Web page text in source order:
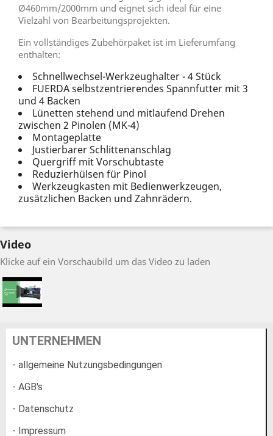
Ø460mm/2000mm und eignet sich ideal für eine
Vielzahl von Bearbeitungsprojekten.
Ein vollständiges Zubehörpaket ist im Lieferumfang
enthalten:
Schnellwechsel-Werkzeughalter - 4 Stück
FUERDA selbstzentrierendes Spannfutter mit 3
und 4 Backen
Lünetten stehend und mitlaufend Drehen
zwischen 2 Pinolen (MK-4)
Montageplatte
Justierbarer Schlittenanschlag
Quergriff mit Vorschubtaste
Reduzierhülsen für Pinol
Werkzeugkasten mit Bedienwerkzeugen,
zusätzlichen Backen und Zahnrädern.
Video
Klicke auf ein Vorschaubild um das Video zu laden
UNTERNEHMEN
- allgemeine Nutzungsbedingungen
- AGB's
- Datenschutz
- Impressum